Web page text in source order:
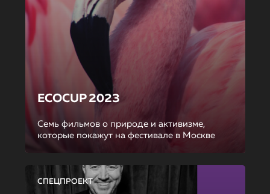
ECOCUP 2023
Семь фильмов о природе и активизме,
которые покажут на фестивале в Москве
СПЕЦПРОЕКТ